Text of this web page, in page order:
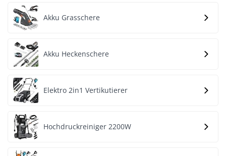
Akku Grasschere
Akku Heckenschere
Elektro 2in1 Vertikutierer
Hochdruckreiniger 2200W